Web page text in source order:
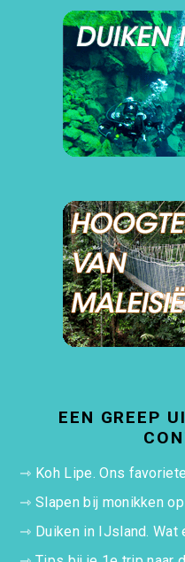
EEN GREEP
⇾ Koh Lipe. Ons
⇾Slapen bij monikken
⇾ Duiken in IJsland.